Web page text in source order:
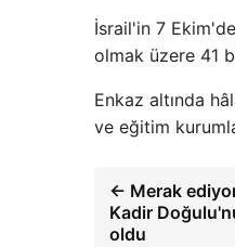
İsrail'in 7
olmak üzere 41
Enkaz altında
ve eğitim
← Merak
Kadir
oldu